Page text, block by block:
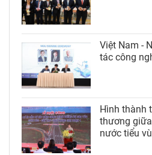
Việt Nam -
tác công
Hình thành
thương
nước tiểu